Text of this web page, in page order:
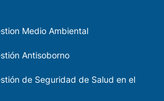
Medio Ambiental
Antisoborno
de Seguridad de Salud en el